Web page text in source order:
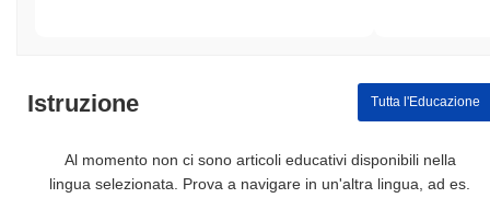
Istruzione Tutta l'Educazione
Al momento non ci sono articoli educativi disponibili nella
lingua selezionata. Prova a navigare in un'altra lingua, ad es.